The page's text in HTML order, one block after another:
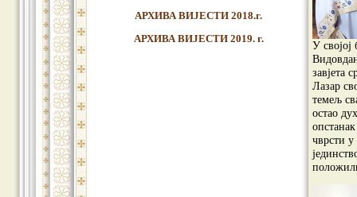
АРХИВА ВИЈЕСТИ 2018.г.
АРХИВА ВИЈЕСТИ 2019. г.
У својој
завјета
Лазар
темељ
остао
чврсти у